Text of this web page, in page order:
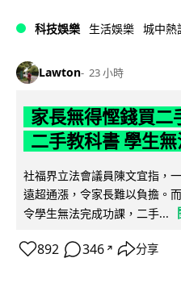
科技娛樂 生活娛樂 城中熱
Lawton 23 小時
家長無得慳錢買二
二手教科書 學生
社福界立法會議員陳文宜指，
遠超通漲，令家長難以負擔。
令學生無法完成功課，二手...
892 346 ↗ 分享